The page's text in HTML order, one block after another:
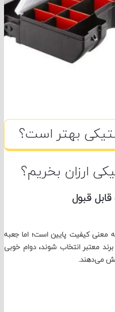
بهتر است؟
بخریم؟
پایین است؛ اما جعبه
انتخاب شوند، دوام خوبی